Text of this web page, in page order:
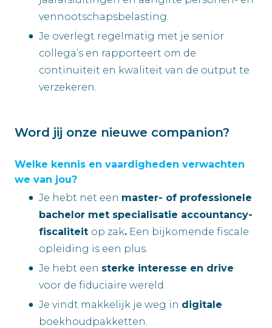
vennootschapsbelasting.
Je overlegt regelmatig met je senior
collega’s en rapporteert om de
continuïteit en kwaliteit van de output te
verzekeren.
Word jij onze nieuwe companion?
Welke kennis en vaardigheden verwachten
we van jou?
Je hebt net een master- of professionele
bachelor met specialisatie accountancy-
fiscaliteit op zak. Een bijkomende fiscale
opleiding is een plus.
Je hebt een sterke interesse en drive
voor de fiduciaire wereld.
Je vindt makkelijk je weg in digitale
boekhoudpakketten.